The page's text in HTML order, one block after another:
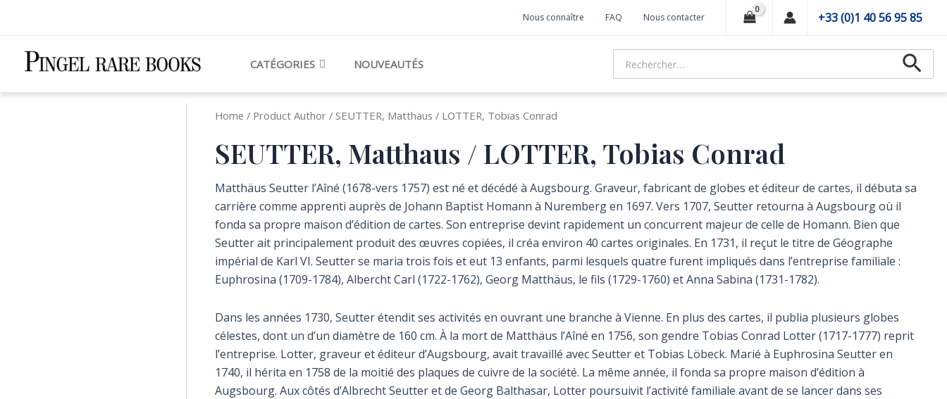
Nous connaître FAQ Nous contacter +33 (0)1 40 56 95 85
CATÉGORIES NOUVEAUTÉS
Home / Product Author / SEUTTER, Matthaus / LOTTER, Tobias Conrad
SEUTTER, Matthaus / LOTTER, Tobias Conrad
Matthäus Seutter l’Aîné (1678-vers 1757) est né et décédé à Augsbourg. Graveur, fabricant de globes et éditeur de cartes, il débuta sa
carrière comme apprenti auprès de Johann Baptist Homann à Nuremberg en 1697. Vers 1707, Seutter retourna à Augsbourg où il
fonda sa propre maison d’édition de cartes. Son entreprise devint rapidement un concurrent majeur de celle de Homann. Bien que
Seutter ait principalement produit des œuvres copiées, il créa environ 40 cartes originales. En 1731, il reçut le titre de Géographe
impérial de Karl VI. Seutter se maria trois fois et eut 13 enfants, parmi lesquels quatre furent impliqués dans l’entreprise familiale :
Euphrosina (1709-1784), Albercht Carl (1722-1762), Georg Matthäus, le fils (1729-1760) et Anna Sabina (1731-1782).
Dans les années 1730, Seutter étendit ses activités en ouvrant une branche à Vienne. En plus des cartes, il publia plusieurs globes
célestes, dont un d’un diamètre de 160 cm. À la mort de Matthäus l’Aîné en 1756, son gendre Tobias Conrad Lotter (1717-1777) reprit
l’entreprise. Lotter, graveur et éditeur d’Augsbourg, avait travaillé avec Seutter et Tobias Löbeck. Marié à Euphrosina Seutter en
1740, il hérita en 1758 de la moitié des plaques de cuivre de la société. La même année, il fonda sa propre maison d’édition à
Augsbourg. Aux côtés d’Albrecht Seutter et de Georg Balthasar, Lotter poursuivit l’activité familiale avant de se lancer dans ses